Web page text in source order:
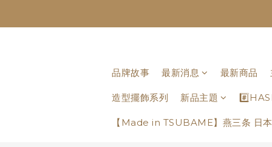
品牌故事 最新消息 最新商品
造型擺飾系列 新品主題
【Made in TSUBAME】燕三条 日